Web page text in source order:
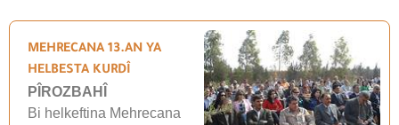
MEHRECANA 13.AN YA
HELBESTA KURDÎ
PÎROZBAHÎ
Bi helkeftina Mehrecana